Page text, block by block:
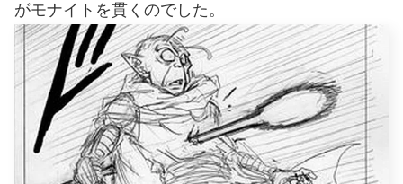
がモナイトを貫くのでした。